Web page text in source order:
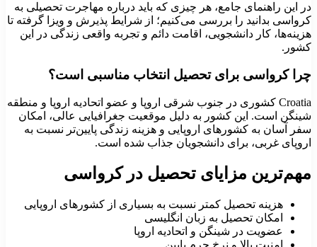
این راهنمای جامع، هر چیزی که باید درباره مهاجرت تحصیلی به
بدانید را بررسی می‌کنیم؛ از شرایط پذیرش و ویزا گرفته تا
کار دانشجویی، اقامت دائم و تجربه واقعی زندگی در این
کرواسی برای تحصیل انتخاب مناسبی است؟
کشوری در جنوب شرقی اروپا و عضو اتحادیه اروپا و منطقه
است. این کشور به دلیل موقعیت جغرافیایی عالی، امکان
آسان به کشورهای اروپایی و هزینه زندگی پایین‌تر نسبت به
غربی، برای دانشجویان جذاب شده است.
مزایای تحصیل در کرواسی
هزینه تحصیل کمتر نسبت به بسیاری از کشورهای اروپایی
امکان تحصیل به زبان انگلیسی
عضویت در شینگن و اتحادیه اروپا